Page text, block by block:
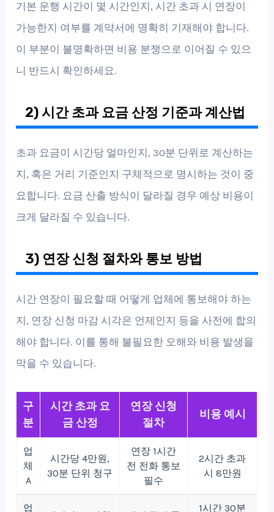
기본 운행 시간이 몇 시간인지, 시간 초과 시 연장이
가능한지 여부를 계약서에 명확히 기재해야 합니다.
이 부분이 불명확하면 비용 분쟁으로 이어질 수 있으
니 반드시 확인하세요.
2) 시간 초과 요금 산정 기준과 계산법
초과 요금이 시간당 얼마인지, 30분 단위로 계산하는
지, 혹은 거리 기준인지 구체적으로 명시하는 것이 중
요합니다. 요금 산출 방식이 달라질 경우 예상 비용이
크게 달라질 수 있습니다.
3) 연장 신청 절차와 통보 방법
시간 연장이 필요할 때 어떻게 업체에 통보해야 하는
지, 연장 신청 마감 시각은 언제인지 등을 사전에 합의
해야 합니다. 이를 통해 불필요한 오해와 비용 발생을
막을 수 있습니다.
구
분
시간 초과 요
금 산정
연장 신청
절차
비용 예시
업
체
A
시간당 4만원,
30분 단위 청구
연장 1시간
전 전화 통보
필수
2시간 초과
시 8만원
업 1시간 30분